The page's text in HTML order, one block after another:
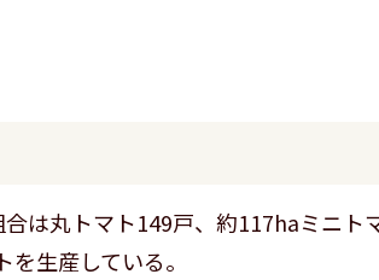
は丸トマト149戸、約117haミニト
生産している。